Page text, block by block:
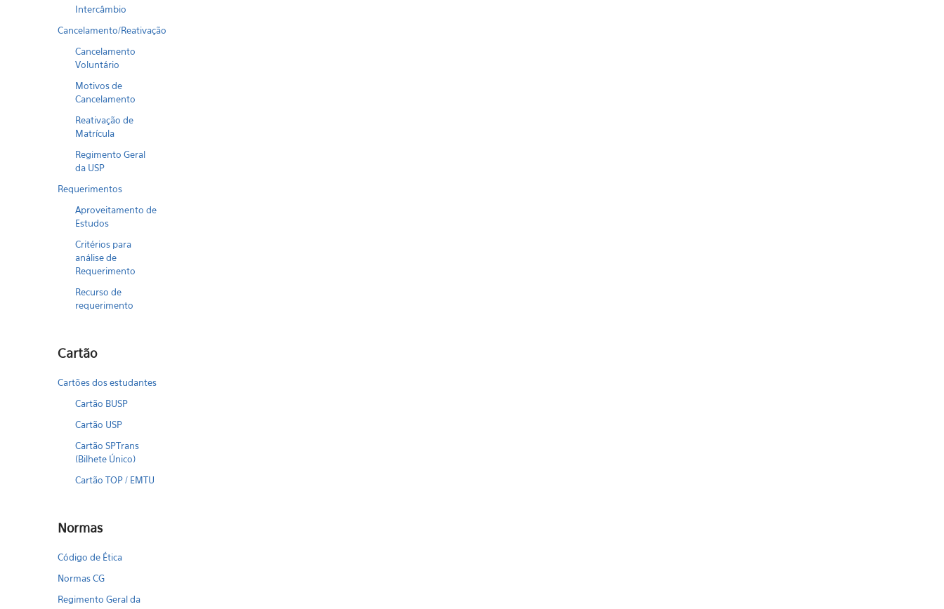
Intercâmbio
Cancelamento/Reativação
Cancelamento
Voluntário
Motivos de
Cancelamento
Reativação de
Matrícula
Regimento Geral
da USP
Requerimentos
Aproveitamento de
Estudos
Critérios para
análise de
Requerimento
Recurso de
requerimento
Cartão
Cartões dos estudantes
Cartão BUSP
Cartão USP
Cartão SPTrans
(Bilhete Único)
Cartão TOP / EMTU
Normas
Código de Ética
Normas CG
Regimento Geral da